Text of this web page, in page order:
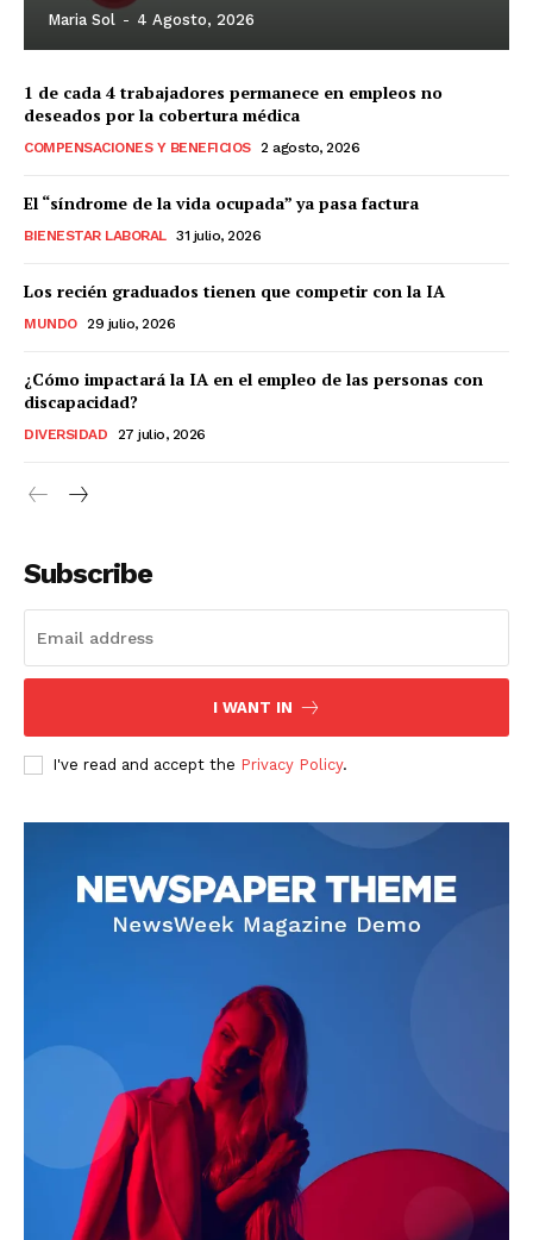
Maria Sol - 4 Agosto, 2026
1 de cada 4 trabajadores permanece en empleos no
deseados por la cobertura médica
COMPENSACIONES Y BENEFICIOS 2 agosto, 2026
El “síndrome de la vida ocupada” ya pasa factura
BIENESTAR LABORAL 31 julio, 2026
Los recién graduados tienen que competir con la IA
MUNDO 29 julio, 2026
¿Cómo impactará la IA en el empleo de las personas con
discapacidad?
DIVERSIDAD 27 julio, 2026
Subscribe
I WANT IN
I've read and accept the Privacy Policy.